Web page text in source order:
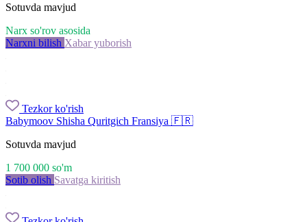
Sotuvda mavjud
Narx so'rov asosida
Narxni bilish Xabar yuborish
Tezkor ko'rish
Babymoov Shisha Quritgich Fransiya 🇫🇷
Sotuvda mavjud
1 700 000 so'm
Sotib olish Savatga kiritish